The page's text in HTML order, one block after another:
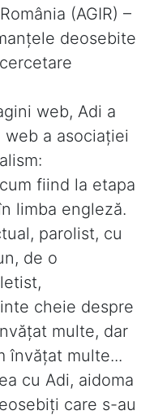
(AGIR) –
deosebite
web, Adi a
a asociaţiei
fiind la etapa
limba engleză.
parolist, cu
de o
cheie despre
multe, dar
învăţat multe...
cu Adi, aidoma
care s-au